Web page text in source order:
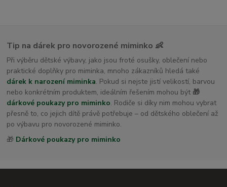
Tip na dárek pro novorozené miminko 👶
Při výběru dětské výbavy, jako jsou froté osušky, oblečení nebo
praktické doplňky pro miminka, mnoho zákazníků hledá také
dárek k narození miminka. Pokud si nejste jistí velikostí, barvou
nebo konkrétním produktem, ideálním řešením mohou být 🎁
dárkové poukazy pro miminko. Rodiče si díky nim mohou vybrat
přesně to, co jejich dítě právě potřebuje – od dětského oblečení až
po výbavu pro novorozené miminko.
🎁 Dárkové poukazy pro miminko